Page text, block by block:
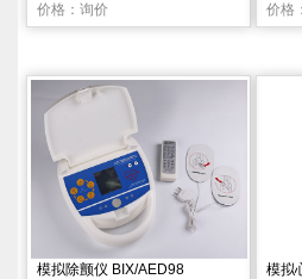
价格：询价
价格
模拟除颤仪 BIX/AED98
模拟